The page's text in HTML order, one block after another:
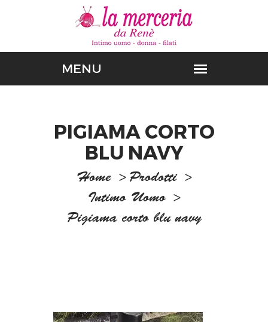
PIGIAMA CORTO
BLU NAVY
Home > Prodotti >
Intimo Uomo >
Pigiama corto blu navy